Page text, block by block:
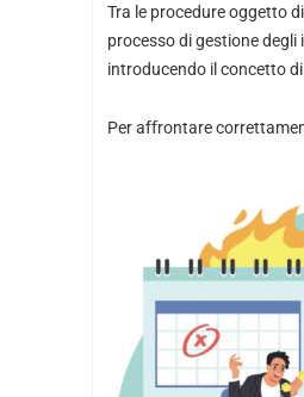
Tra le procedure oggetto
processo di gestione
introducendo il concetto
Per affrontare